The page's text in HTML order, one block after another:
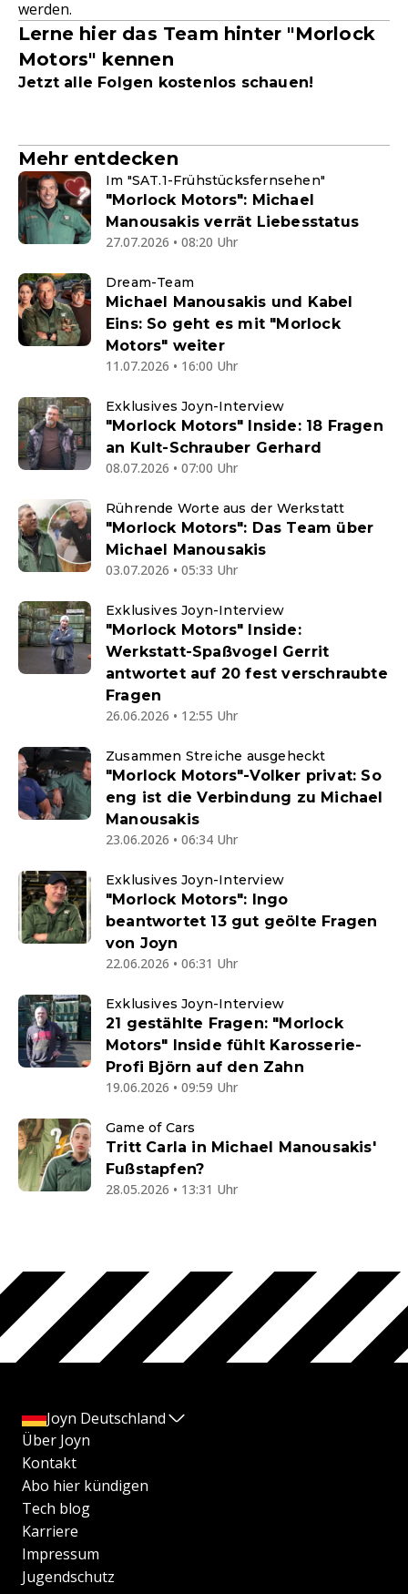
werden.
Lerne hier das Team hinter "Morlock
Motors" kennen
Jetzt alle Folgen kostenlos schauen!
Mehr entdecken
Im "SAT.1-Frühstücksfernsehen"
"Morlock Motors": Michael
Manousakis verrät Liebesstatus
27.07.2026 • 08:20 Uhr
Dream-Team
Michael Manousakis und Kabel
Eins: So geht es mit "Morlock
Motors" weiter
11.07.2026 • 16:00 Uhr
Exklusives Joyn-Interview
"Morlock Motors" Inside: 18 Fragen
an Kult-Schrauber Gerhard
08.07.2026 • 07:00 Uhr
Rührende Worte aus der Werkstatt
"Morlock Motors": Das Team über
Michael Manousakis
03.07.2026 • 05:33 Uhr
Exklusives Joyn-Interview
"Morlock Motors" Inside:
Werkstatt-Spaßvogel Gerrit
antwortet auf 20 fest verschraubte
Fragen
26.06.2026 • 12:55 Uhr
Zusammen Streiche ausgeheckt
"Morlock Motors"-Volker privat: So
eng ist die Verbindung zu Michael
Manousakis
23.06.2026 • 06:34 Uhr
Exklusives Joyn-Interview
"Morlock Motors": Ingo
beantwortet 13 gut geölte Fragen
von Joyn
22.06.2026 • 06:31 Uhr
Exklusives Joyn-Interview
21 gestählte Fragen: "Morlock
Motors" Inside fühlt Karosserie-
Profi Björn auf den Zahn
19.06.2026 • 09:59 Uhr
Game of Cars
Tritt Carla in Michael Manousakis'
Fußstapfen?
28.05.2026 • 13:31 Uhr
Joyn Deutschland
Über Joyn
Kontakt
Abo hier kündigen
Tech blog
Karriere
Impressum
Jugendschutz